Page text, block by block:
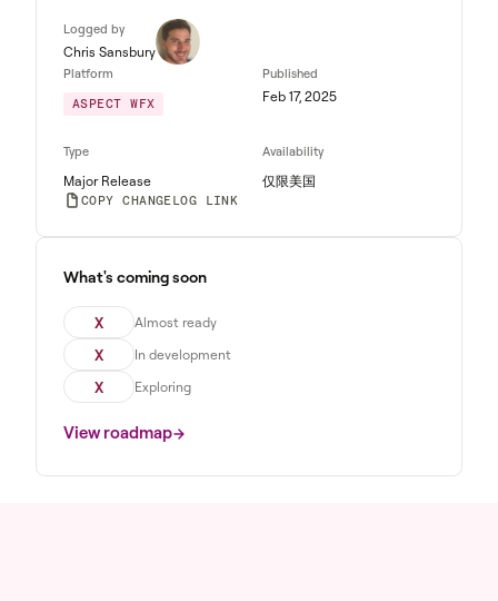
Logged by
Chris Sansbury
Platform
ASPECT WFX
Published
Feb 17, 2025
Type
Major Release
Availability
仅限美国
COPY CHANGELOG LINK
What's coming soon
X Almost ready
X In development
X Exploring
View roadmap